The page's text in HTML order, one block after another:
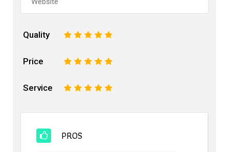
Quality 5
4
3
2
Price 5
4
3
2
Service 5
4
3
2
PROS